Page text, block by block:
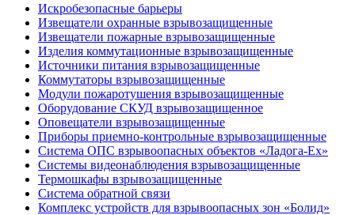
Искробезопасные барьеры
Извещатели охранные взрывозащищенные
Извещатели пожарные взрывозащищенные
Изделия коммутационные взрывозащищенные
Источники питания взрывозащищенные
Коммутаторы взрывозащищенные
Модули пожаротушения взрывозащищенные
Оборудование СКУД взрывозащищенное
Оповещатели взрывозащищенные
Приборы приемно-контрольные взрывозащищенные
Система ОПС взрывоопасных объектов «Ладога-Ex»
Системы видеонаблюдения взрывозащищенные
Термошкафы взрывозащищенные
Система обратной связи
Комплекс устройств для взрывоопасных зон «Болид»